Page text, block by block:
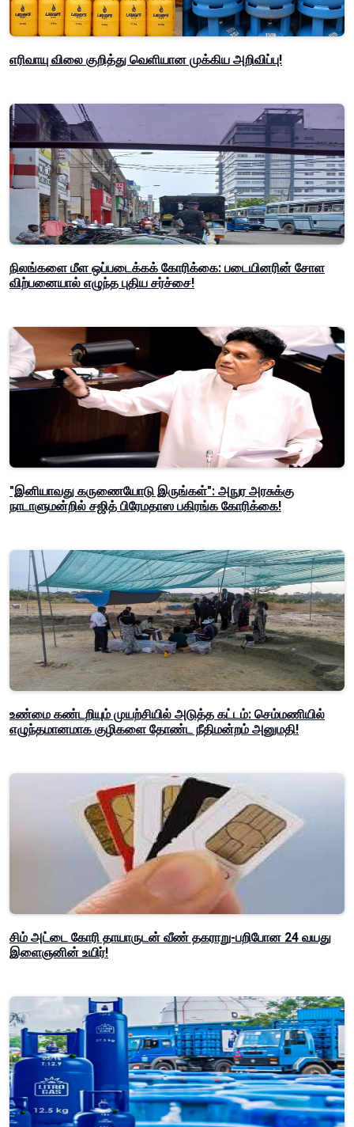
எரிவாயு விலை குறித்து வெளியான முக்கிய அறிவிப்பு!
நிலங்களை மீள ஒப்படைக்கக் கோரிக்கை: படையினரின் சோள
விற்பனையால் எழுந்த புதிய சர்ச்சை!
"இனியாவது கருணையோடு இருங்கள்": அநுர அரசுக்கு
நாடாளுமன்றில் சஜித் பிரேமதாஸ பகிரங்க கோரிக்கை!
உண்மை கண்டறியும் முயற்சியில் அடுத்த கட்டம்: செம்மணியில்
எழுந்தமானமாக குழிகளை தோண்ட நீதிமன்றம் அனுமதி!
சிம் அட்டை கோரி தாயாருடன் வீண் தகராறு-பறிபோன 24 வயது
இளைஞனின் உயிர்!